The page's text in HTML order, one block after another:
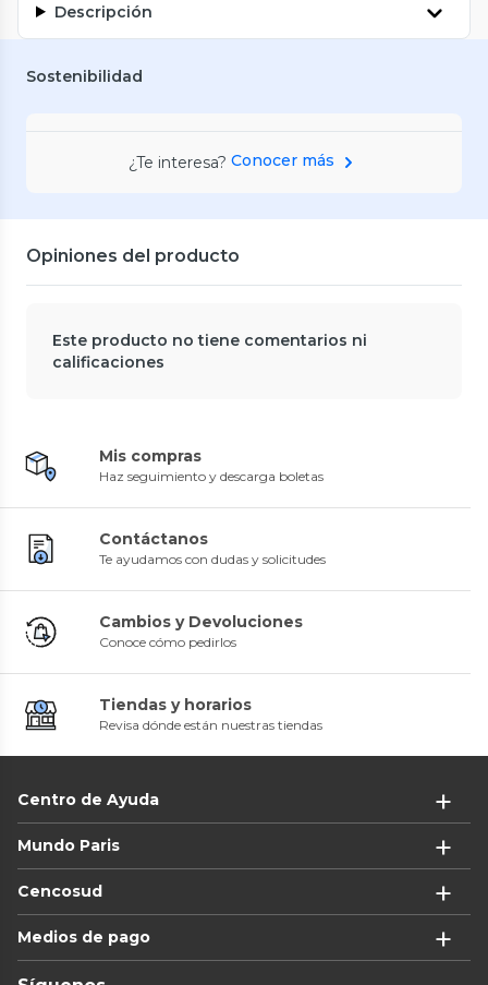
Descripción
Sostenibilidad
¿Te interesa? Conocer más
Opiniones del producto
Este producto no tiene comentarios ni
calificaciones
Mis compras
Haz seguimiento y descarga boletas
Contáctanos
Te ayudamos con dudas y solicitudes
Cambios y Devoluciones
Conoce cómo pedirlos
Tiendas y horarios
Revisa dónde están nuestras tiendas
Centro de Ayuda
Mundo Paris
Cencosud
Medios de pago